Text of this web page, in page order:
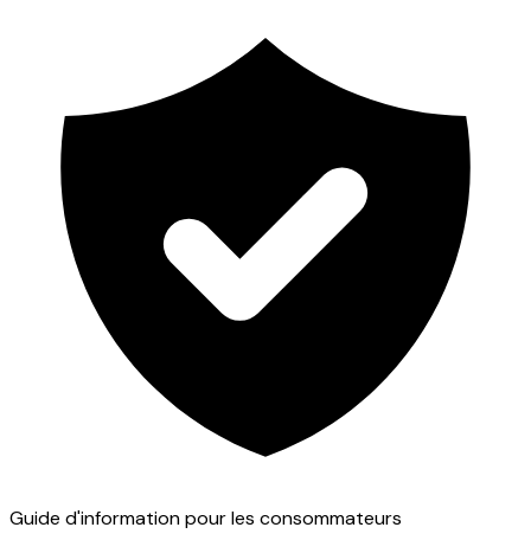
Guide d'information pour les consommateurs